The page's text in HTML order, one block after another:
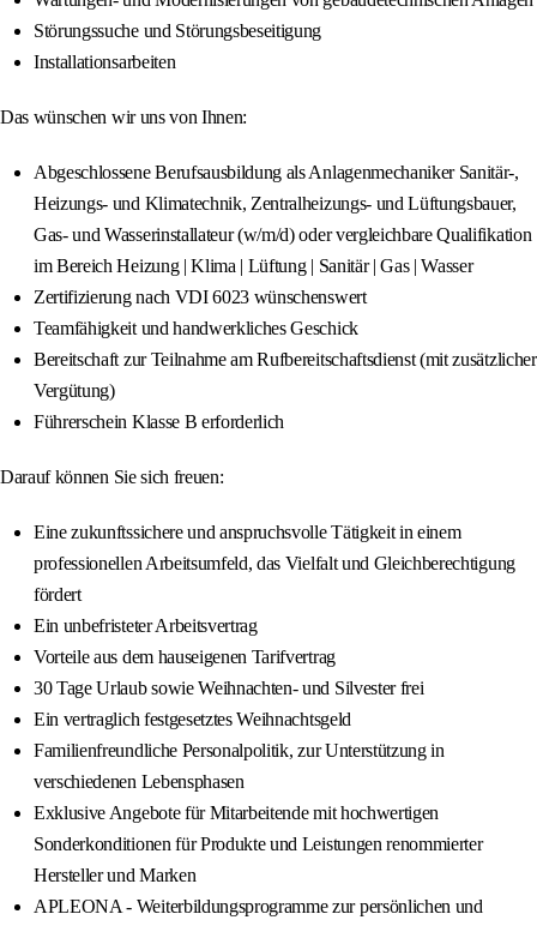
Störungssuche und Störungsbeseitigung
Installationsarbeiten
Das wünschen wir uns von Ihnen:
Abgeschlossene Berufsausbildung als Anlagenmechaniker Sanitär-,
Heizungs- und Klimatechnik, Zentralheizungs- und Lüftungsbauer,
Gas- und Wasserinstallateur (w/m/d) oder vergleichbare Qualifikation
im Bereich Heizung | Klima | Lüftung | Sanitär | Gas | Wasser
Zertifizierung nach VDI 6023 wünschenswert
Teamfähigkeit und handwerkliches Geschick
Bereitschaft zur Teilnahme am Rufbereitschaftsdienst (mit zusätzlicher
Vergütung)
Führerschein Klasse B erforderlich
Darauf können Sie sich freuen:
Eine zukunftssichere und anspruchsvolle Tätigkeit in einem
professionellen Arbeitsumfeld, das Vielfalt und Gleichberechtigung
fördert
Ein unbefristeter Arbeitsvertrag
Vorteile aus dem hauseigenen Tarifvertrag
30 Tage Urlaub sowie Weihnachten- und Silvester frei
Ein vertraglich festgesetztes Weihnachtsgeld
Familienfreundliche Personalpolitik, zur Unterstützung in
verschiedenen Lebensphasen
Exklusive Angebote für Mitarbeitende mit hochwertigen
Sonderkonditionen für Produkte und Leistungen renommierter
Hersteller und Marken
APLEONA - Weiterbildungsprogramme zur persönlichen und